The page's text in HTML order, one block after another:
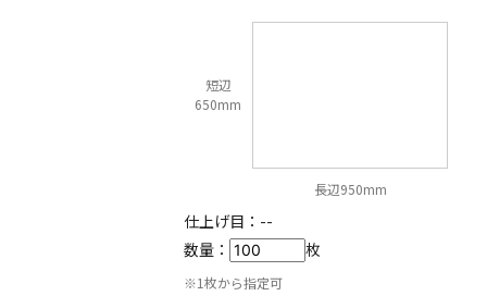
短辺
650mm
長辺950mm
仕上げ目： --
数量：
枚
※1枚から指定可